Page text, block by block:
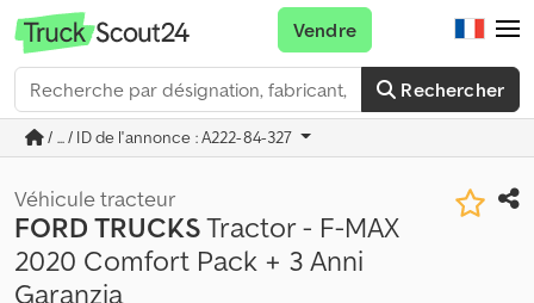
Rechercher
Vendre
/ ... / ID de l'annonce : A222-84-327
Véhicule tracteur
FORD TRUCKSTractor - F-MAX
2020 Comfort Pack + 3 Anni
Garanzia